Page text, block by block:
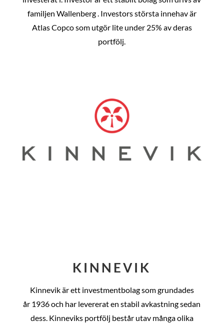
familjen Wallenberg . Investors största innehav är
Atlas Copco som utgör lite under 25% av deras
portfölj.
KINNEVIK
Kinnevik är ett investmentbolag som grundades
år 1936 och har levererat en stabil avkastning sedan
dess. Kinneviks portfölj består utav många olika